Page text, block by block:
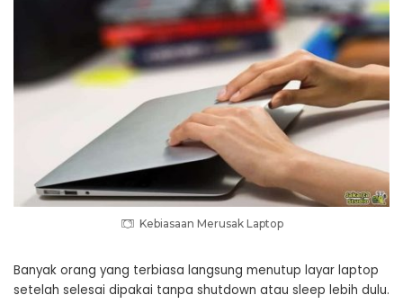
Kebiasaan Merusak Laptop
Banyak orang yang terbiasa langsung menutup layar laptop
setelah selesai dipakai tanpa shutdown atau sleep lebih dulu.